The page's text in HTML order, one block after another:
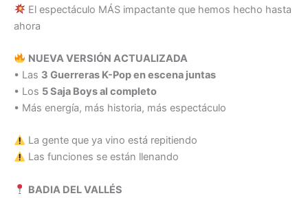
El espectáculo MÁS impactante que hemos hecho hasta
ahora
NUEVA VERSIÓN ACTUALIZADA
• Las 3 Guerreras K-Pop en escena juntas
• Los 5 Saja Boys al completo
• Más energía, más historia, más espectáculo
La gente que ya vino está repitiendo
Las funciones se están llenando
BADIA DEL VALLÉS